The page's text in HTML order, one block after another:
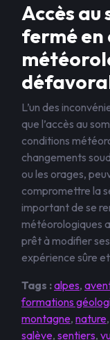
Accès
fermé en
L’un des
que l’accès au
conditions
changements
ou les orages,
compromettre la
important de se
météorologiques
prêt à modifier
expérience sûre
Tags :alpes,
formations
montagne, nature,
salève, sentiers,